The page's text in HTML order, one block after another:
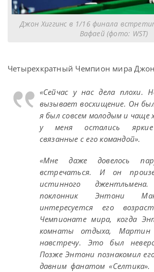
Джон Хиггинс в 1/16 финала
Вафаей (фото: WST)
Четырехкратный Чемпион мира
«Сейчас у нас дела плохи.
вызывает восхищение. Он
я был совсем молодым и чаще
у меня остались яркие
связанные с его командой».
«Мне даже довелось
встречаться. И он
истинного
поклонник Энтони
интересуется его
Чемпионате мира, когда
комнаты отдыха, Мартин
навстречу. Это был
Позже Энтони познакомил
давним фанатом